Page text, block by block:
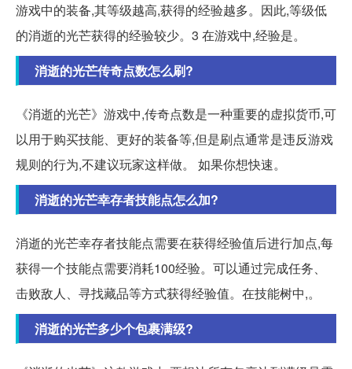
游戏中的装备,其等级越高,获得的经验越多。因此,等级低
的消逝的光芒获得的经验较少。3 在游戏中,经验是。
消逝的光芒传奇点数怎么刷?
《消逝的光芒》游戏中,传奇点数是一种重要的虚拟货币,可
以用于购买技能、更好的装备等,但是刷点通常是违反游戏
规则的行为,不建议玩家这样做。 如果你想快速。
消逝的光芒幸存者技能点怎么加?
消逝的光芒幸存者技能点需要在获得经验值后进行加点,每
获得一个技能点需要消耗100经验。可以通过完成任务、
击败敌人、寻找藏品等方式获得经验值。在技能树中,。
消逝的光芒多少个包裹满级?